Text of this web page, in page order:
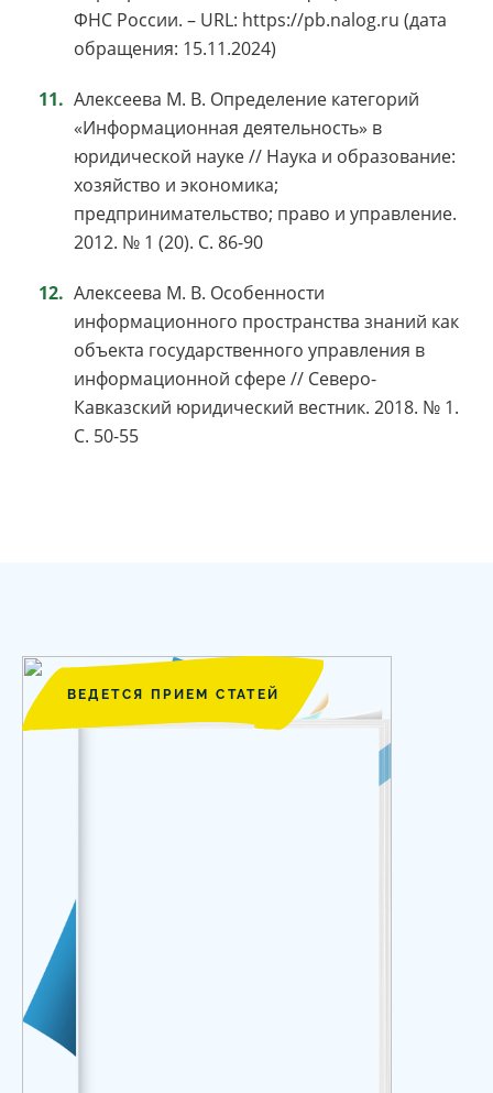
ФНС России. – URL: https://pb.nalog.ru (дата
обращения: 15.11.2024)
Алексеева М. В. Определение категорий
«Информационная деятельность» в
юридической науке // Наука и образование:
хозяйство и экономика;
предпринимательство; право и управление.
2012. № 1 (20). С. 86-90
Алексеева М. В. Особенности
информационного пространства знаний как
объекта государственного управления в
информационной сфере // Северо-
Кавказский юридический вестник. 2018. № 1.
С. 50-55
ВЕДЕТСЯ ПРИЕМ СТАТЕЙ